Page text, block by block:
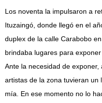
Los noventa la impulsaron a
Ituzaingó, donde llegó en el
duplex de la calle Carabobo
brindaba lugares para
Ante la necesidad de
artistas de la zona tuvieran un
mía. En ese momento no lo